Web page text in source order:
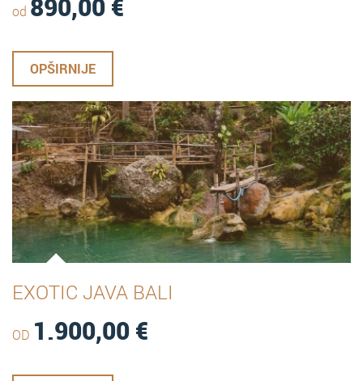
od 890,00€
OPŠIRNIJE
EXOTIC JAVA BALI
OD 1.900,00€